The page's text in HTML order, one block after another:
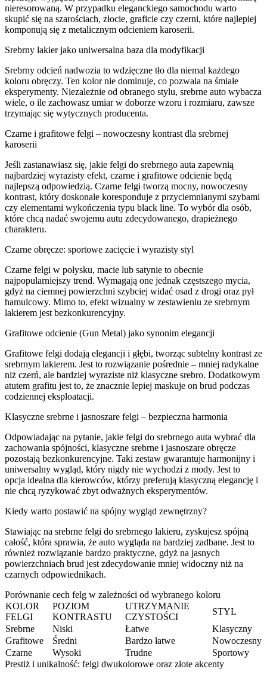
nieresorowaną. W przypadku eleganckiego samochodu warto
skupić się na szarościach, złocie, graficie czy czerni, które najlepiej
komponują się z metalicznym odcieniem karoserii.
Srebrny lakier jako uniwersalna baza dla modyfikacji
Srebrny odcień nadwozia to wdzięczne tło dla niemal każdego
koloru obręczy. Ten kolor nie dominuje, co pozwala na śmiałe
eksperymenty. Niezależnie od obranego stylu, srebrne auto wybacza
wiele, o ile zachowasz umiar w doborze wzoru i rozmiaru, zawsze
trzymając się wytycznych producenta.
Czarne i grafitowe felgi – nowoczesny kontrast dla srebrnej
karoserii
Jeśli zastanawiasz się, jakie felgi do srebrnego auta zapewnią
najbardziej wyrazisty efekt, czarne i grafitowe odcienie będą
najlepszą odpowiedzią. Czarne felgi tworzą mocny, nowoczesny
kontrast, który doskonale koresponduje z przyciemnianymi szybami
czy elementami wykończenia typu black line. To wybór dla osób,
które chcą nadać swojemu autu zdecydowanego, drapieżnego
charakteru.
Czarne obręcze: sportowe zacięcie i wyrazisty styl
Czarne felgi w połysku, macie lub satynie to obecnie
najpopularniejszy trend. Wymagają one jednak częstszego mycia,
gdyż na ciemnej powierzchni szybciej widać osad z drogi oraz pył
hamulcowy. Mimo to, efekt wizualny w zestawieniu ze srebrnym
lakierem jest bezkonkurencyjny.
Grafitowe odcienie (Gun Metal) jako synonim elegancji
Grafitowe felgi dodają elegancji i głębi, tworząc subtelny kontrast ze
srebrnym lakierem. Jest to rozwiązanie pośrednie – mniej radykalne
niż czerń, ale bardziej wyraziste niż klasyczne srebro. Dodatkowym
atutem grafitu jest to, że znacznie lepiej maskuje on brud podczas
codziennej eksploatacji.
Klasyczne srebrne i jasnoszare felgi – bezpieczna harmonia
Odpowiadając na pytanie, jakie felgi do srebrnego auta wybrać dla
zachowania spójności, klasyczne srebrne i jasnoszare obręcze
pozostają bezkonkurencyjne. Taki zestaw gwarantuje harmonijny i
uniwersalny wygląd, który nigdy nie wychodzi z mody. Jest to
opcja idealna dla kierowców, którzy preferują klasyczną elegancję i
nie chcą ryzykować zbyt odważnych eksperymentów.
Kiedy warto postawić na spójny wygląd zewnętrzny?
Stawiając na srebrne felgi do srebrnego lakieru, zyskujesz spójną
całość, która sprawia, że auto wygląda na bardziej zadbane. Jest to
również rozwiązanie bardzo praktyczne, gdyż na jasnych
powierzchniach brud jest zdecydowanie mniej widoczny niż na
czarnych odpowiednikach.
Porównanie cech felg w zależności od wybranego koloru
KOLOR
FELGI
POZIOM
KONTRASTU
UTRZYMANIE
CZYSTOŚCI
STYL
Srebrne
Niski Łatwe
Klasyczny
Grafitowe
Średni Bardzo łatwe
Nowoczesny
Czarne
Wysoki Trudne
Sportowy
Prestiż i unikalność: felgi dwukolorowe oraz złote akcenty